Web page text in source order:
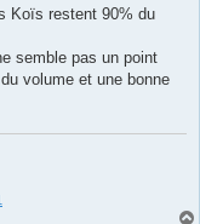
Koïs restent 90% du
semble pas un point
volume et une bonne